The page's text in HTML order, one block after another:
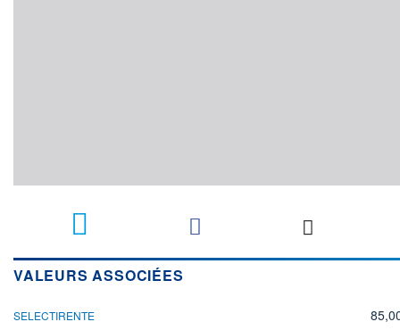
VALEURS ASSOCIÉES
SELECTIRENTE